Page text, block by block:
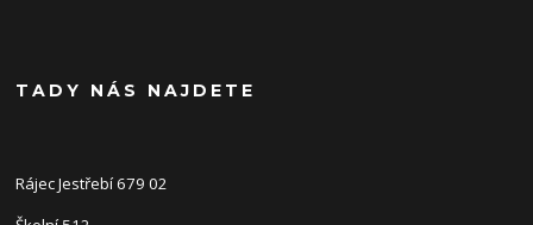
TADY NÁS NAJDETE
Rájec Jestřebí 679 02